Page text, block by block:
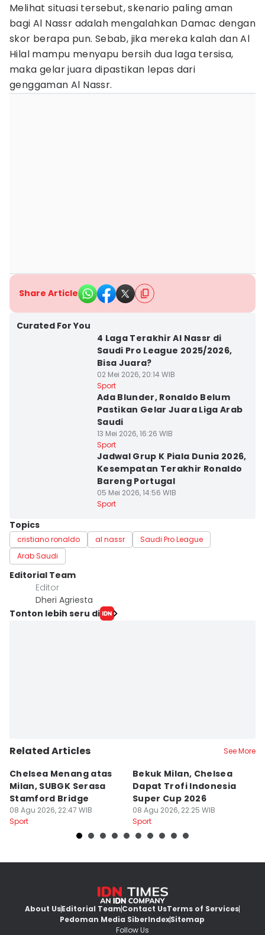
Melihat situasi tersebut, skenario paling aman
bagi Al Nassr adalah mengalahkan Damac dengan
skor berapa pun. Sebab, jika mereka kalah dan Al
Hilal mampu menyapu bersih dua laga tersisa,
maka gelar juara dipastikan lepas dari
genggaman Al Nassr.
Share Article
Curated For You
4 Laga Terakhir Al Nassr di
Saudi Pro League 2025/2026,
Bisa Juara?
02 Mei 2026, 20:14 WIB
Sport
Ada Blunder, Ronaldo Belum
Pastikan Gelar Juara Liga Arab
Saudi
13 Mei 2026, 16:26 WIB
Sport
Jadwal Grup K Piala Dunia 2026,
Kesempatan Terakhir Ronaldo
Bareng Portugal
05 Mei 2026, 14:56 WIB
Sport
Topics
cristiano ronaldo al nassr
Saudi Pro League
Arab Saudi
Editorial Team
Editor
Dheri Agriesta
Tonton lebih seru di
Related Articles See More
Chelsea Menang atas
Milan, SUBGK Serasa
Stamford Bridge
08 Agu 2026, 22:47 WIB
Sport
Bekuk Milan, Chelsea
Dapat Trofi Indonesia
Super Cup 2026
08 Agu 2026, 22:25 WIB
Sport
About UsEditorial TeamContact UsTerms of Services
Pedoman Media SiberIndexSitemap
Follow Us